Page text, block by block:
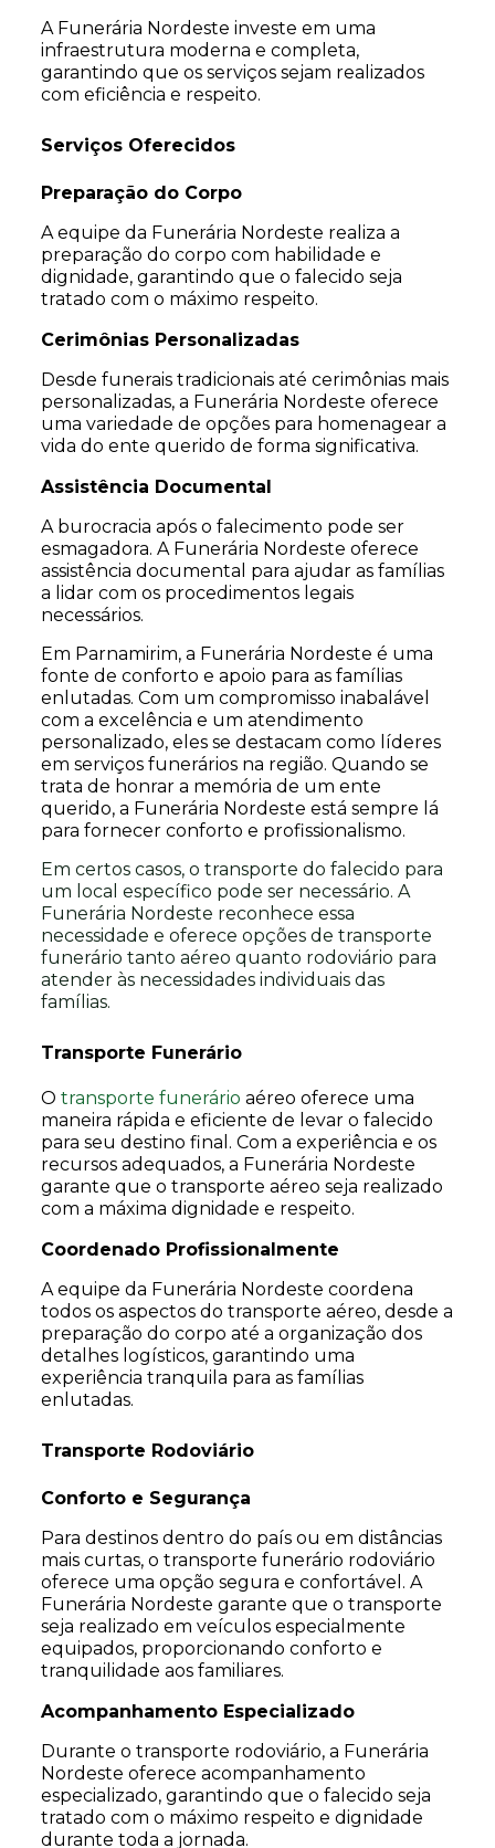
A Funerária Nordeste investe em uma
infraestrutura moderna e completa,
garantindo que os serviços sejam realizados
com eficiência e respeito.
Serviços Oferecidos
Preparação do Corpo
A equipe da Funerária Nordeste realiza a
preparação do corpo com habilidade e
dignidade, garantindo que o falecido seja
tratado com o máximo respeito.
Cerimônias Personalizadas
Desde funerais tradicionais até cerimônias mais
personalizadas, a Funerária Nordeste oferece
uma variedade de opções para homenagear a
vida do ente querido de forma significativa.
Assistência Documental
A burocracia após o falecimento pode ser
esmagadora. A Funerária Nordeste oferece
assistência documental para ajudar as famílias
a lidar com os procedimentos legais
necessários.
Em Parnamirim, a Funerária Nordeste é uma
fonte de conforto e apoio para as famílias
enlutadas. Com um compromisso inabalável
com a excelência e um atendimento
personalizado, eles se destacam como líderes
em serviços funerários na região. Quando se
trata de honrar a memória de um ente
querido, a Funerária Nordeste está sempre lá
para fornecer conforto e profissionalismo.
Em certos casos, o transporte do falecido para
um local específico pode ser necessário. A
Funerária Nordeste reconhece essa
necessidade e oferece opções de transporte
funerário tanto aéreo quanto rodoviário para
atender às necessidades individuais das
famílias.
Transporte Funerário
O transporte funerário aéreo oferece uma
maneira rápida e eficiente de levar o falecido
para seu destino final. Com a experiência e os
recursos adequados, a Funerária Nordeste
garante que o transporte aéreo seja realizado
com a máxima dignidade e respeito.
Coordenado Profissionalmente
A equipe da Funerária Nordeste coordena
todos os aspectos do transporte aéreo, desde a
preparação do corpo até a organização dos
detalhes logísticos, garantindo uma
experiência tranquila para as famílias
enlutadas.
Transporte Rodoviário
Conforto e Segurança
Para destinos dentro do país ou em distâncias
mais curtas, o transporte funerário rodoviário
oferece uma opção segura e confortável. A
Funerária Nordeste garante que o transporte
seja realizado em veículos especialmente
equipados, proporcionando conforto e
tranquilidade aos familiares.
Acompanhamento Especializado
Durante o transporte rodoviário, a Funerária
Nordeste oferece acompanhamento
especializado, garantindo que o falecido seja
tratado com o máximo respeito e dignidade
durante toda a jornada.